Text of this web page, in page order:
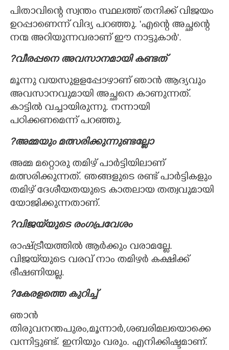
പിതാവിന്റെ സ്വന്തം സ്ഥലത്ത് തനിക്ക് വിജയം
ഉറപ്പാണെന്ന് വിദ്യ പറഞ്ഞു. 'എന്റെ അച്ഛന്റെ
നന്മ അറിയുന്നവരാണ് ഈ നാട്ടുകാർ".
?വീരപ്പനെ അവസാനമായി കണ്ടത്
മൂന്നു വയസുളളപ്പോഴാണ് ഞാൻ ആദ്യവും
അവസാനവുമായി അച്ഛനെ കാണുന്നത്.
കാട്ടിൽ വച്ചായിരുന്നു. നന്നായി
പഠിക്കണമെന്ന് പറഞ്ഞു.
?അമ്മയും മത്സരിക്കുന്നുണ്ടല്ലോ
അമ്മ മറ്റൊരു തമിഴ് പാർട്ടിയിലാണ്
മത്സരിക്കുന്നത്. ഞങ്ങളുടെ രണ്ട് പാർട്ടികളും
തമിഴ് ദേശീയതയുടെ കാതലായ തത്വവുമായി
യോജിക്കുന്നതാണ്.
?വിജയ്‌യുടെ രംഗപ്രവേശം
രാഷ്ട്രീയത്തിൽ ആർക്കും വരാമല്ലേ.
വിജയ്‌യുടെ വരവ് നാം തമിഴർ കക്ഷിക്ക്
ഭീഷണിയല്ല.
?കേരളത്തെ കുറിച്ച്
ഞാൻ
തിരുവനന്തപുരം,മൂന്നാർ,ശബരിമലയൊക്കെ
വന്നിട്ടുണ്ട്. ഇനിയും വരും. എനിക്കിഷ്ടമാണ്.